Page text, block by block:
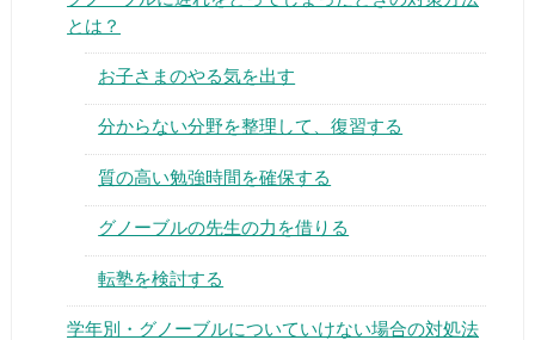
とは？
お子さまのやる気を出す
分からない分野を整理して、復習する
質の高い勉強時間を確保する
グノーブルの先生の力を借りる
転塾を検討する
学年別・グノーブルについていけない場合の対処法